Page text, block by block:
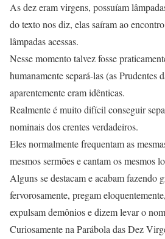
As dez eram virgens, possuíam
do texto nos diz, elas saíram ao
lâmpadas acessas.
Nesse momento talvez fosse
humanamente separá-las (as Prudentes
aparentemente eram idênticas.
Realmente é muito difícil conseguir
nominais dos crentes verdadeiros.
Eles normalmente frequentam as
mesmos sermões e cantam os mesmos
Alguns se destacam e acabam fazendo
fervorosamente, pregam
expulsam demônios e dizem levar o
Curiosamente na Parábola das Dez